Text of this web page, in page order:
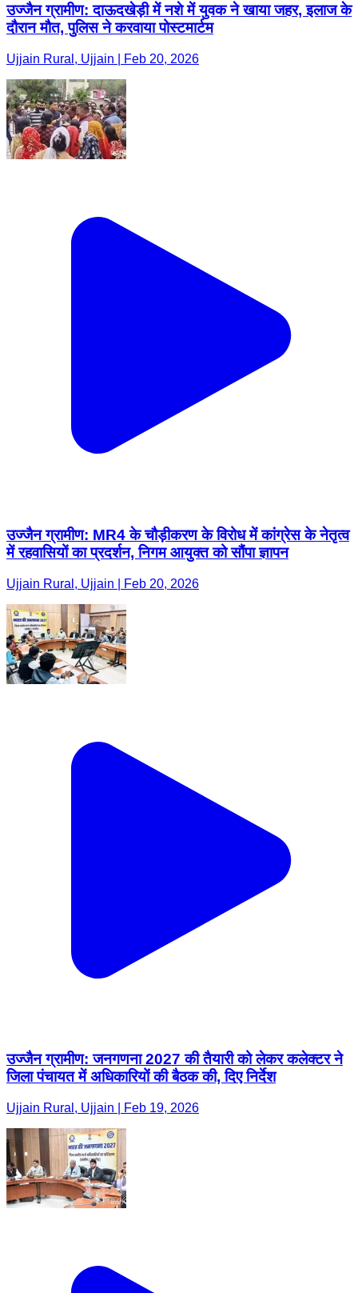
उज्जैन ग्रामीण: दाऊदखेड़ी में नशे में युवक ने खाया जहर, इलाज के
दौरान मौत, पुलिस ने करवाया पोस्टमार्टम
Ujjain Rural, Ujjain | Feb 20, 2026
उज्जैन ग्रामीण: MR4 के चौड़ीकरण के विरोध में कांग्रेस के नेतृत्व
में रहवासियों का प्रदर्शन, निगम आयुक्त को सौंपा ज्ञापन
Ujjain Rural, Ujjain | Feb 20, 2026
उज्जैन ग्रामीण: जनगणना 2027 की तैयारी को लेकर कलेक्टर ने
जिला पंचायत में अधिकारियों की बैठक की, दिए निर्देश
Ujjain Rural, Ujjain | Feb 19, 2026